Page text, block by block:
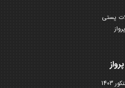
پستی